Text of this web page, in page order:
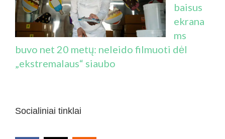
baisus
ekrana
ms
buvo net 20 metų: neleido filmuoti dėl
„ekstremalaus“ siaubo
Socialiniai tinklai